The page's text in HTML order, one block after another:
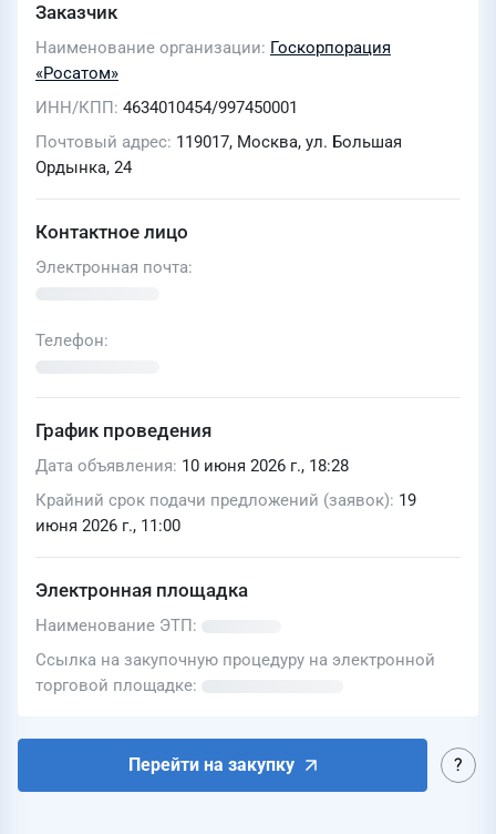
Заказчик
Наименование организации Госкорпорация
«Росатом»
ИНН/КПП 4634010454/997450001
Почтовый адрес 119017, Москва, ул. Большая
Ордынка, 24
Контактное лицо
Электронная почта
Телефон
График проведения
Дата объявления 10 июня 2026 г., 18:28
Крайний срок подачи предложений (заявок) 19
июня 2026 г., 11:00
Электронная площадка
Наименование ЭТП
Ссылка на закупочную процедуру на электронной
торговой площадке
Перейти на закупку